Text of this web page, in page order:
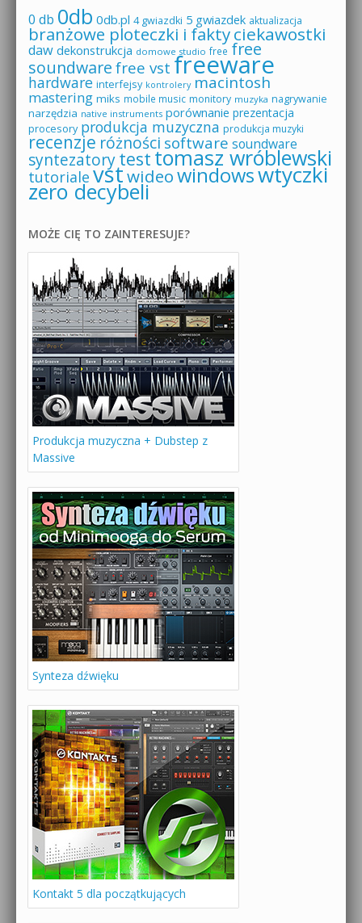
0 db 0db 0db.pl 4 gwiazdki 5 gwiazdek aktualizacja
branżowe ploteczki i faktyciekawostki
daw dekonstrukcja domowe studio free free
soundware free vst freeware
hardware interfejsy kontrolery macintosh
mastering miks mobile music monitory muzyka nagrywanie
narzędzia native instruments porównanie prezentacja
procesory produkcja muzyczna produkcja muzyki
recenzje różności software soundware
syntezatorytesttomasz wróblewski
tutoriale vstwideowindowswtyczki
zero decybeli
MOŻE CIĘ TO ZAINTERESUJE?
Produkcja muzyczna + Dubstep z
Massive
Synteza dźwięku
Kontakt 5 dla początkujących